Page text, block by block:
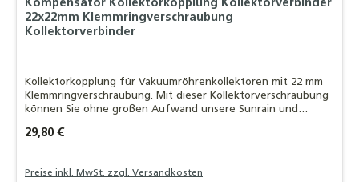
Kompensator Kollektorkopplung Kollektorverbinder
22x22mm Klemmringverschraubung
Kollektorverbinder
Kollektorkopplung für Vakuumröhrenkollektoren mit 22 mm
Klemmringverschraubung. Mit dieser Kollektorverschraubung
können Sie ohne großen Aufwand unsere Sunrain und
Regulärer Preis:
29,80 €
Preise inkl. MwSt. zzgl. Versandkosten